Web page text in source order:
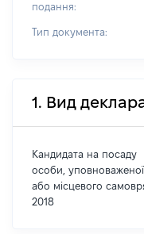
подання:
Тип документа:
1. Вид
Кандидата на посаду
особи,
або місцевого
2018